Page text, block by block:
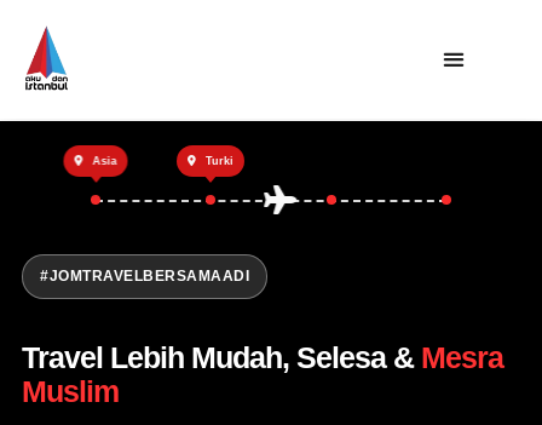
Utama
Private Trip
Open Trip
Tentang Kami
Hubungi Kami
Asia Turki
#JOMTRAVELBERSAMAADI
Travel Lebih Mudah, Selesa & Mesra
Muslim